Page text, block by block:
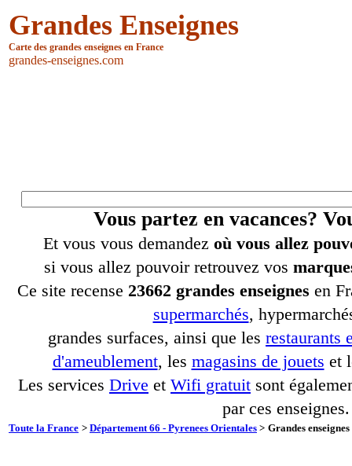
Grandes Enseignes
Carte des grandes enseignes en France
grandes-enseignes.com
Vous partez en vacances?
Et vous vous demandez où vous allez
si vous allez pouvoir retrouvez vos
Ce site recense 23662 grandes enseignes en
supermarchés,
grandes surfaces, ainsi que les restaurants
d'ameublement, les magasins de jouets et
Les services Drive et Wifi gratuit sont
par ces enseignes.
Toute la France > Département 66 - Pyrenees Orientales > Grandes